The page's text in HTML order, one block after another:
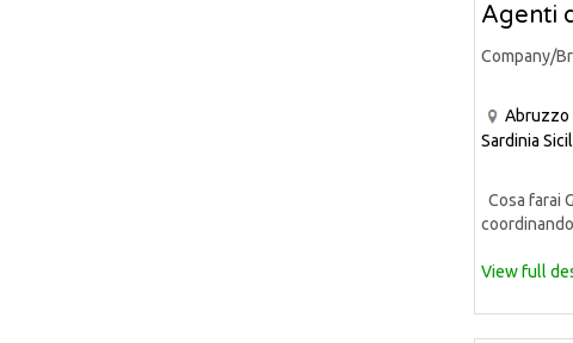
Agenti
Company/
Abruzzo
Sardinia
Cosa farai
View full